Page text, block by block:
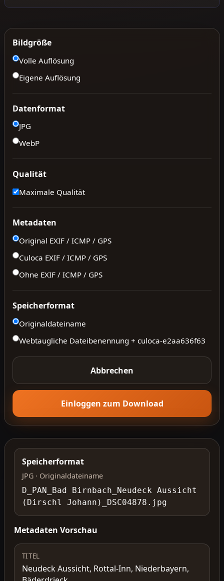
Bildgröße
Volle Auflösung
Eigene Auflösung
Datenformat
JPG
WebP
Qualität
Maximale Qualität
Metadaten
Original EXIF / ICMP / GPS
Culoca EXIF / ICMP / GPS
Ohne EXIF / ICMP / GPS
Speicherformat
Originaldateiname
Webtaugliche Dateibenennung + culoca-e2aa636f63
Abbrechen
Einloggen zum Download
Speicherformat
JPG · Originaldateiname
D_PAN_Bad Birnbach_Neudeck Aussicht
(Dirschl Johann)_DSC04878.jpg
Metadaten Vorschau
TITEL
Neudeck Aussicht, Rottal-Inn, Niederbayern,